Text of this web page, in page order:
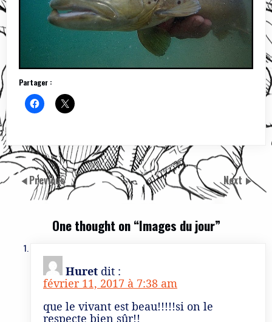
Partager :
Previous Next
One thought on “Images du jour”
Huret dit :
février 11, 2017 à 7:38 am
que le vivant est beau!!!!!si on le
respecte bien sûr!!